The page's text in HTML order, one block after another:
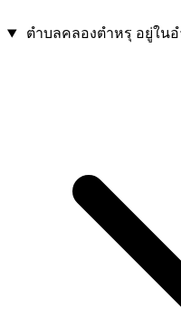
ตำบลคลองตำหรุ อยู่ในอ